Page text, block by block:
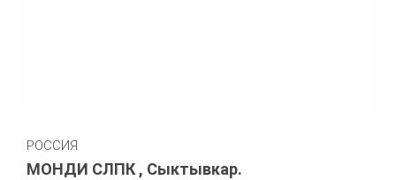
РОССИЯ
МОНДИ СЛПК , Сыктывкар.